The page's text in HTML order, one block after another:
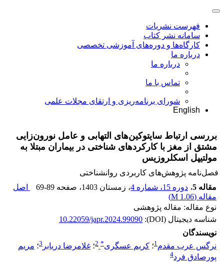
فهرست نشریات
سامانه نشر کتاب
کارگاه‌ها و دوره‌های آموزشی تخصصی
درباره ما
درباره ما
تماس با ما
شورای برنامه‌ریزی و ارتقای مجلات علمی
English
بررسی ارتباط سایتوکین‌های التهابی و عامل نورون‌زایی
مشتق از مغز با کارکردهای شناختی در بیماران مبتلا به
مولتیپل اسکلروزیس
فصل‌نامه پژوهش‌های کاربردی روانشناختی
مقاله 5
، دوره 15، شماره 4 ، زمستان 1403 ، صفحه 69-89
اصل
مقاله (1.06 M
)
نوع مقاله: مقاله پژوهشی
شناسه دیجیتال (DOI):
10.22059/japr.2024.99090
نویسندگان
نرگس عرب مقدم1؛ کریم عسگری*
2؛ غلامرضا دریابر 3؛ مریم
پورصادق فرد4